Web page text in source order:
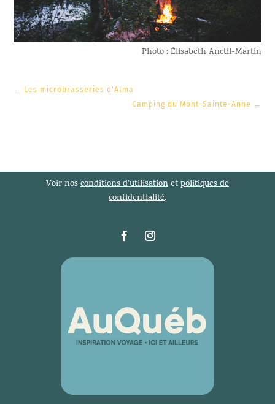
Photo : Élisabeth Anctil-Martin
←
Les microbrasseries d'Alma
Camping du Mont-Sainte-Anne →
Voir nosconditions d’utilisationetpolitiques de
confidentialité.